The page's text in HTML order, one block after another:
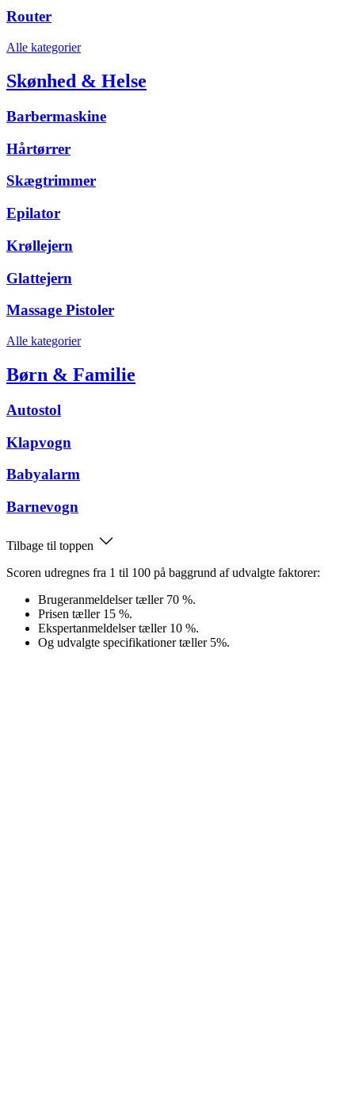
Router
Alle kategorier
Skønhed & Helse
Barbermaskine
Hårtørrer
Skægtrimmer
Epilator
Krøllejern
Glattejern
Massage Pistoler
Alle kategorier
Børn & Familie
Autostol
Klapvogn
Babyalarm
Barnevogn
Tilbage til toppen
Scoren udregnes fra 1 til 100 på baggrund af udvalgte faktorer:
Brugeranmeldelser tæller 70 %.
Prisen tæller 15 %.
Ekspertanmeldelser tæller 10 %.
Og udvalgte specifikationer tæller 5%.